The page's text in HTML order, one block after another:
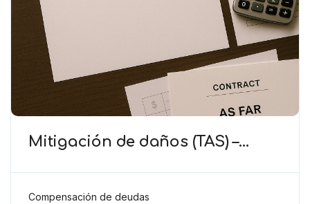
Mitigación de daños (TAS) –
comprobados según el artículo
6(2)(b) del Anexo 2 RSTP FIFA
Compensación de deudas